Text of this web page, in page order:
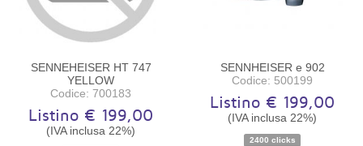
SENNEHEISER HT 747
YELLOW
Codice: 700183
Listino € 199,00
(IVA inclusa 22%)
SENNHEISER e 902
Codice: 500199
Listino € 199,00
(IVA inclusa 22%)
2400 clicks